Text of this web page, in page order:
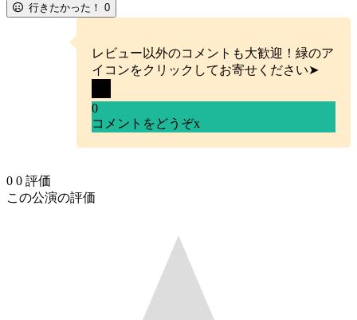
行きたかった！ 0
レビュー以外のコメントも大歓迎！緑のア
イコンをクリックしてお寄せください➤
0
コメントをどうぞx
0 0 評価
この公演の評価